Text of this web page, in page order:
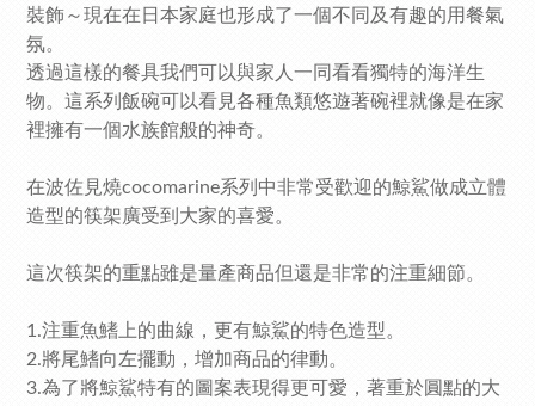
裝飾～現在在日本家庭也形成了一個不同及有趣的用餐氣
氛。
透過這樣的餐具我們可以與家人一同看看獨特的海洋生
物。這系列飯碗可以看見各種魚類悠遊著碗裡就像是在家
裡擁有一個水族館般的神奇。
在波佐見燒cocomarine系列中非常受歡迎的鯨鯊做成立體
造型的筷架廣受到大家的喜愛。
這次筷架的重點雖是量產商品但還是非常的注重細節。
1.注重魚鰭上的曲線，更有鯨鯊的特色造型。
2.將尾鰭向左擺動，增加商品的律動。
3.為了將鯨鯊特有的圖案表現得更可愛，著重於圓點的大